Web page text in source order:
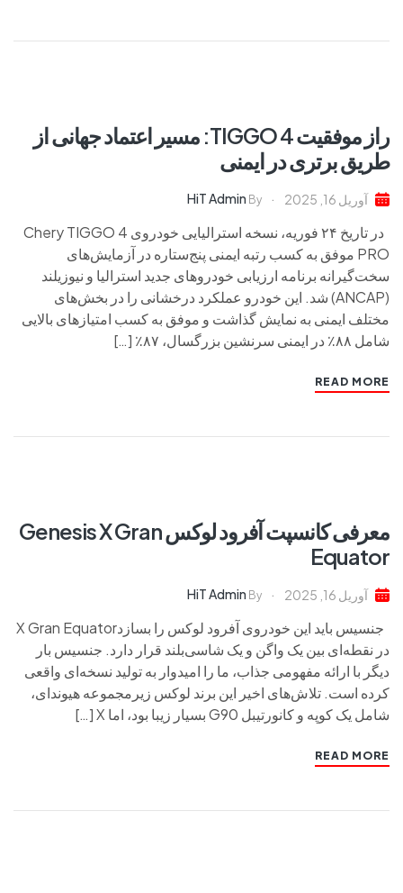
راز موفقیت TIGGO 4: مسیر اعتماد جهانی از
طریق برتری در ایمنی
آوریل 16, 2025 By
HiT Admin
در تاریخ ۲۴ فوریه، نسخه استرالیایی خودروی Chery TIGGO 4
PRO موفق به کسب رتبه ایمنی پنج‌ستاره در آزمایش‌های
سخت‌گیرانه برنامه ارزیابی خودروهای جدید استرالیا و نیوزیلند
(ANCAP) شد. این خودرو عملکرد درخشانی را در بخش‌های
مختلف ایمنی به نمایش گذاشت و موفق به کسب امتیازهای بالایی
شامل ۸۸٪ در ایمنی سرنشین بزرگسال، ۸۷٪ […]
READ MORE
معرفی کانسپت آفرود لوکس Genesis X Gran
Equator
آوریل 16, 2025 By
HiT Admin
جنسیس باید این خودروی آفرود لوکس را بسازدX Gran Equator
در نقطه‌ای بین یک واگن و یک شاسی‌بلند قرار دارد. جنسیس بار
دیگر با ارائه مفهومی جذاب، ما را امیدوار به تولید نسخه‌ای واقعی
کرده است. تلاش‌های اخیر این برند لوکس زیرمجموعه هیوندای،
شامل یک کوپه و کانورتیبل G90 بسیار زیبا بود، اما X […]
READ MORE